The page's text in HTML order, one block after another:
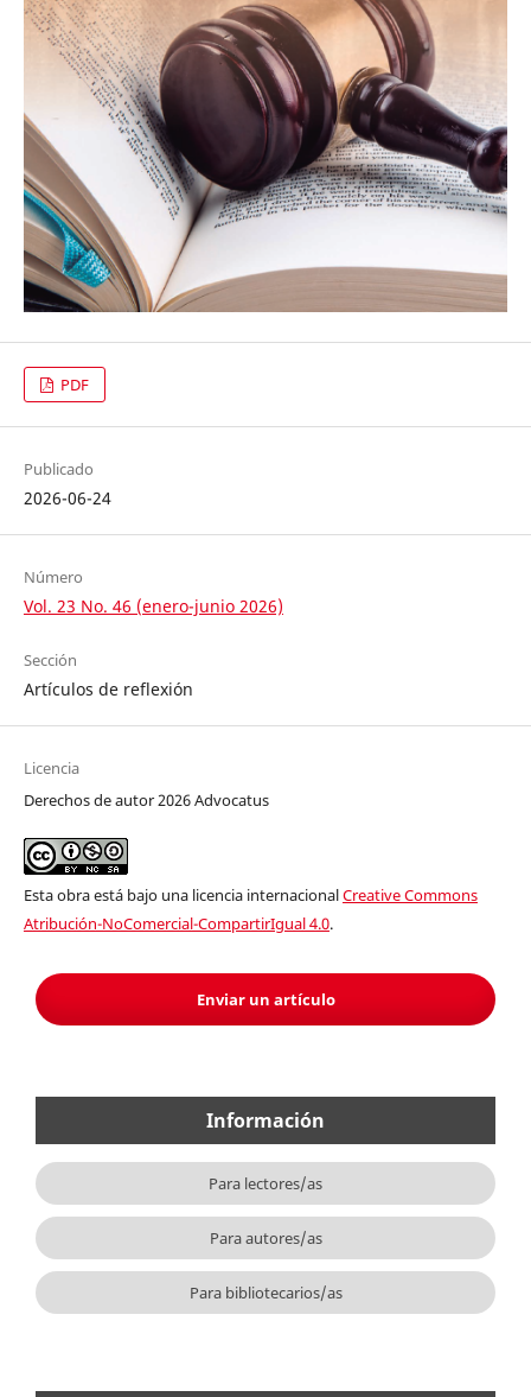
PDF
Publicado
2026-06-24
Número
Vol. 23 No. 46 (enero-junio 2026)
Sección
Artículos de reflexión
Licencia
Derechos de autor 2026 Advocatus
Esta obra está bajo una licencia internacionalCreative Commons
Atribución-NoComercial-CompartirIgual 4.0.
Enviar un artículo
Información
Para lectores/as
Para autores/as
Para bibliotecarios/as